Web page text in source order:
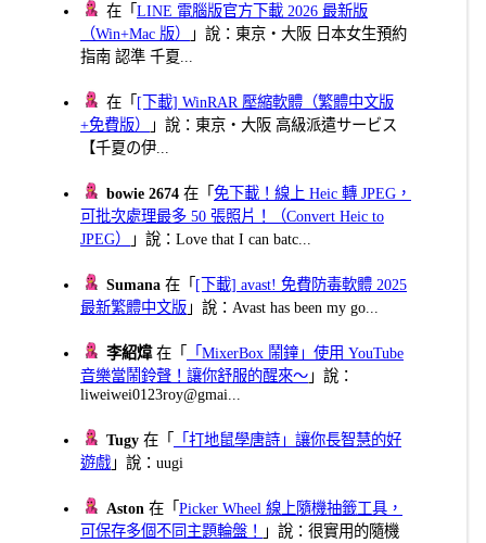
在「LINE 電腦版官方下載 2026 最新版
（Win+Mac 版）
」說：東京・大阪 日本女生預約
指南 認準 千夏...
在「 [下載] WinRAR 壓縮軟體（繁體中文版
+免費版）
」說：東京・大阪 高級派遣サービス
【千夏の伊...
bowie 2674 在「免下載！線上 Heic 轉 JPEG，
可批次處理最多 50 張照片！（Convert Heic to
JPEG）
」說：Love that I can batc...
Sumana 在「 [下載] avast! 免費防毒軟體 2025
最新繁體中文版 」說：Avast has been my go...
李紹煒在「
「MixerBox 鬧鐘」使用 YouTube
音樂當鬧鈴聲！讓你舒服的醒來～ 」說：
liweiwei0123roy@gmai...
Tugy 在「
「打地鼠學唐詩」讓你長智慧的好
遊戲 」說：uugi
Aston 在「Picker Wheel 線上隨機抽籤工具，
可保存多個不同主題輪盤！
」說：很實用的隨機